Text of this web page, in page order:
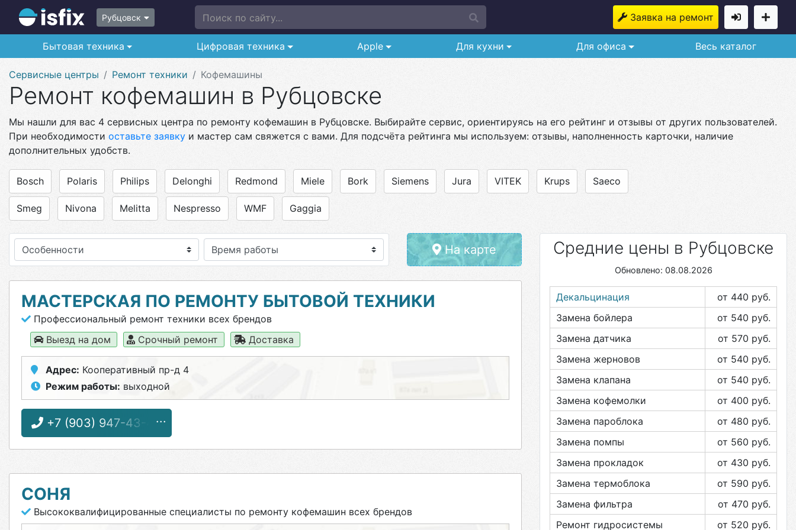
Рубцовск Поиск по сайту... Заявка на ремонт
Бытовая техника Цифровая техника Apple Для кухни Для офиса Весь каталог
Сервисные центры Ремонт техники Кофемашины
Ремонт кофемашин в Рубцовске
Мы нашли для вас 4 сервисных центра по ремонту кофемашин в Рубцовске. Выбирайте сервис, ориентируясь на его рейтинг и отзывы от других пользователей.
При необходимости оставьте заявку и мастер сам свяжется с вами. Для подсчёта рейтинга мы используем: отзывы, наполненность карточки, наличие
дополнительных удобств.
Bosch Polaris Philips Delonghi Redmond Miele Bork Siemens Jura VITEK Krups Saeco
Smeg Nivona Melitta Nespresso WMF Gaggia
Особенности На карте
МАСТЕРСКАЯ ПО РЕМОНТУ БЫТОВОЙ ТЕХНИКИ
Профессиональный ремонт техники всех брендов
Выезд на дом
Срочный ремонт Доставка
Адрес: Кооперативный пр-д 4
Режим работы: выходной
+7 (903) 947-43-44
СОНЯ
Высококвалифицированные специалисты по ремонту кофемашин всех брендов
Средние цены в Рубцовске
Обновлено: 08.08.2026
Декальцинация от 440 руб.
Замена бойлера
от 540 руб.
Замена датчика
от 570 руб.
Замена жерновов
от 540 руб.
Замена клапана
от 540 руб.
Замена кофемолки
от 400 руб.
Замена пароблока
от 480 руб.
Замена помпы
от 560 руб.
Замена прокладок
от 430 руб.
Замена термоблока
от 590 руб.
Замена фильтра
от 470 руб.
Ремонт гидросистемы
от 520 руб.